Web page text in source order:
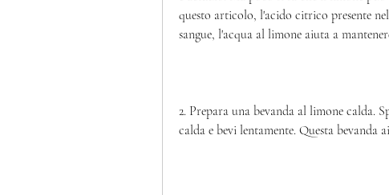
questo articolo, l'acido citrico presente
sangue, l'acqua al limone aiuta a
2. Prepara una bevanda al limone calda.
calda e bevi lentamente. Questa